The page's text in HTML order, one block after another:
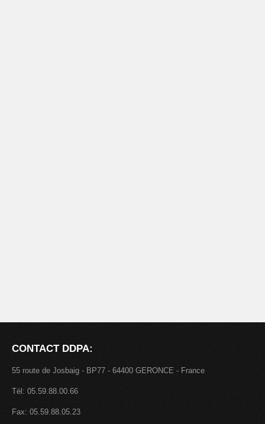
CONTACT DDPA:
55 route de Josbaig - BP77 - 64400 GERONCE - France
Tél: 05.59.88.00.66
Fax: 05.59.88.05.23